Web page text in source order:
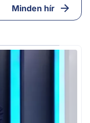
Minden hír